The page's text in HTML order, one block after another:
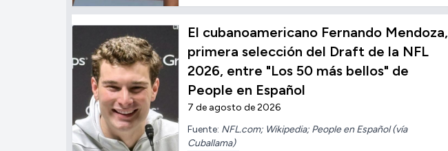
El cubanoamericano Fernando Mendoza,
primera selección del Draft de la NFL
2026, entre "Los 50 más bellos" de
People en Español
7 de agosto de 2026
Fuente: NFL.com; Wikipedia; People en Español (vía
Cuballama)